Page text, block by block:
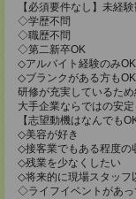
【必須要件なし】未経
◇学歴不問
◇職歴不問
◇第二新卒OK
◇アルバイト経験のみOK
◇ブランクがある方もOK
研修が充実しているた
大手企業ならではの安
【志望動機はなんでも
◇美容が好き
◇接客業でもある程度の
◇残業を少なくしたい
◇将来的に現場スタッフ
◇ライフイベントがあ